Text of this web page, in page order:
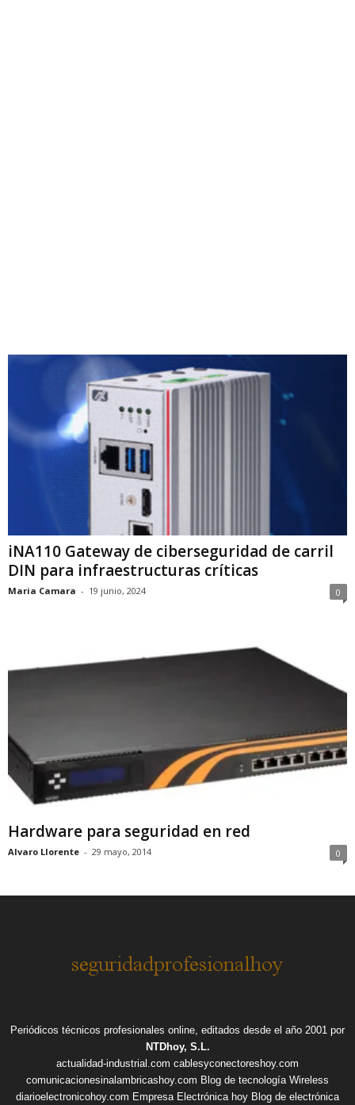
iNA110 Gateway de ciberseguridad de carril
DIN para infraestructuras críticas
Maria Camara - 19 junio, 2024 0
Hardware para seguridad en red
Alvaro Llorente - 29 mayo, 2014 0
Periódicos técnicos profesionales online, editados desde el año 2001 por
NTDhoy, S.L.
actualidad-industrial.com cablesyconectoreshoy.com
comunicacionesinalambricashoy.com Blog de tecnología Wireless
diarioelectronicohoy.com Empresa Electrónica hoy Blog de electrónica